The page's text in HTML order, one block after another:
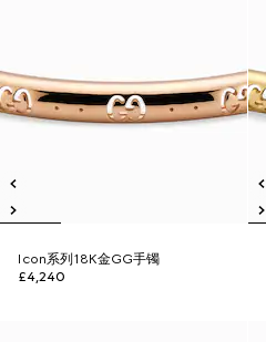
Icon系列18K金GG手镯
£4,240